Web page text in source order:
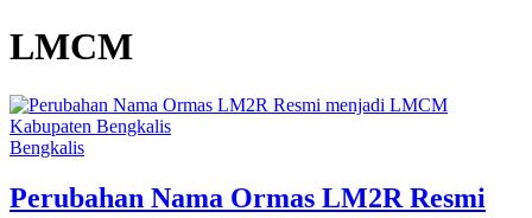
LMCM
Bengkalis
Perubahan Nama Ormas LM2R Resmi